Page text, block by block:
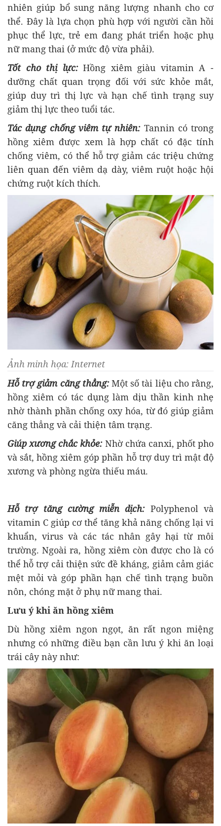
nhiên giúp bổ sung năng lượng nhanh cho cơ
thể. Đây là lựa chọn phù hợp với người cần hồi
phục thể lực, trẻ em đang phát triển hoặc phụ
nữ mang thai (ở mức độ vừa phải).
Tốt cho thị lực:Hồng xiêm giàu vitamin A -
dưỡng chất quan trọng đối với sức khỏe mắt,
giúp duy trì thị lực và hạn chế tình trạng suy
giảm thị lực theo tuổi tác.
Tác dụng chống viêm tự nhiên:Tannin có trong
hồng xiêm được xem là hợp chất có đặc tính
chống viêm, có thể hỗ trợ giảm các triệu chứng
liên quan đến viêm dạ dày, viêm ruột hoặc hội
chứng ruột kích thích.
Ảnh minh họa: Internet
Hỗ trợ giảm căng thẳng:Một số tài liệu cho rằng,
hồng xiêm có tác dụng làm dịu thần kinh nhẹ
nhờ thành phần chống oxy hóa, từ đó giúp giảm
căng thẳng và cải thiện tâm trạng.
Giúp xương chắc khỏe:Nhờ chứa canxi, phốt pho
và sắt, hồng xiêm góp phần hỗ trợ duy trì mật độ
xương và phòng ngừa thiếu máu.
Hỗ trợ tăng cường miễn dịch:Polyphenol và
vitamin C giúp cơ thể tăng khả năng chống lại vi
khuẩn, virus và các tác nhân gây hại từ môi
trường. Ngoài ra, hồng xiêm còn được cho là có
thể hỗ trợ cải thiện sức đề kháng, giảm cảm giác
mệt mỏi và góp phần hạn chế tình trạng buồn
nôn, chóng mặt ở phụ nữ mang thai.
Lưu ý khi ăn hồng xiêm
Dù hồng xiêm ngon ngọt, ăn rất ngon miệng
nhưng có những điều bạn cần lưu ý khi ăn loại
trái cây này như: